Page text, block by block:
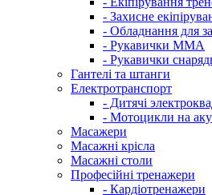
- Захисне
- Обладнання для
- Рукавички ММА
- Рукавички
Гантелі та штанги
Електротранспорт
- Дитячі
- Мотоцикли на
Масажери
Масажні крісла
Масажні столи
Професійні тренажери
- Кардіотренажери